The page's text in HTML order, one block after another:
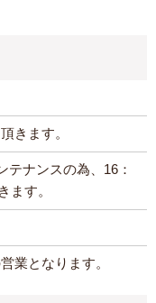
きます。
テナンスの為、16：
ます。
業となります。